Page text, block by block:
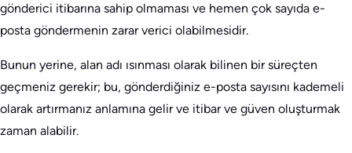
gönderici itibarına sahip olmaması ve hemen çok sayıda e-
posta göndermenin zarar verici olabilmesidir.
Bunun yerine, alan adı ısınması olarak bilinen bir süreçten
geçmeniz gerekir; bu, gönderdiğiniz e-posta sayısını kademeli
olarak artırmanız anlamına gelir ve itibar ve güven oluşturmak
zaman alabilir.